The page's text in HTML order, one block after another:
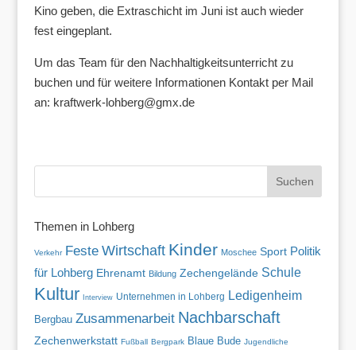
Kino geben, die Extraschicht im Juni ist auch wieder
fest eingeplant.
Um das Team für den Nachhaltigkeitsunterricht zu
buchen und für weitere Informationen Kontakt per Mail
an: kraftwerk-lohberg@gmx.de
Themen in Lohberg
Verkehr Feste Wirtschaft Kinder Moschee Sport Politik
für Lohberg Ehrenamt Bildung Zechengelände Schule
Kultur Interview Unternehmen in Lohberg Ledigenheim
Bergbau Zusammenarbeit Nachbarschaft
Zechenwerkstatt Fußball Bergpark Blaue Bude Jugendliche